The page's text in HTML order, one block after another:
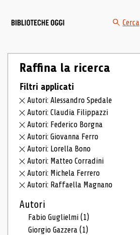
Cerca
Raffina la ricerca
Filtri applicati
Autori: Alessandro Spedale
Autori: Claudia Filippazzi
Autori: Federico Borgna
Autori: Giovanna Ferro
Autori: Lorella Bono
Autori: Matteo Corradini
Autori: Michela Ferrero
Autori: Raffaella Magnano
Autori
Fabio Guglielmi(1)
Giorgio Gazzera(1)